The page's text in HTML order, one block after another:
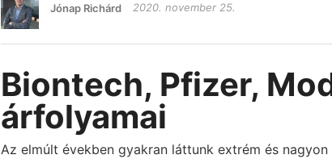
Jónap Richárd 2020. november 25.
Biontech, Pfizer,
árfolyamai
Az elmúlt években gyakran láttunk extrém és